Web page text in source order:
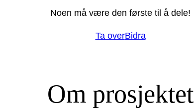
Noen må være den første til å dele!
Ta overBidra
Om prosjektet